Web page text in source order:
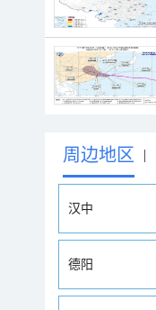
周边地区 |
汉中
德阳